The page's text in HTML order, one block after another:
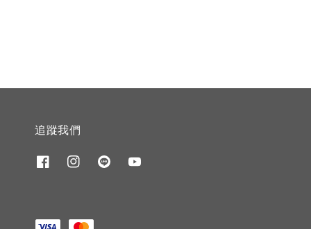
追蹤我們